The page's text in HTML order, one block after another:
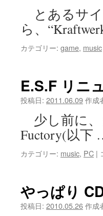
とあるサ
ら、
カテゴリー: game, music
E.S.F リニ
投稿日: 2011.06.09作成
少し前に、
Fuctory(以下
カテゴリー: music, PC |
やっぱり
投稿日: 2010.05.26作成